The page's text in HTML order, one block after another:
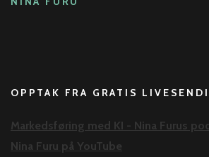
OPPTAK FRA GRATIS
Markedsføring med KI - Nina Furus
Nina Furu på YouTube